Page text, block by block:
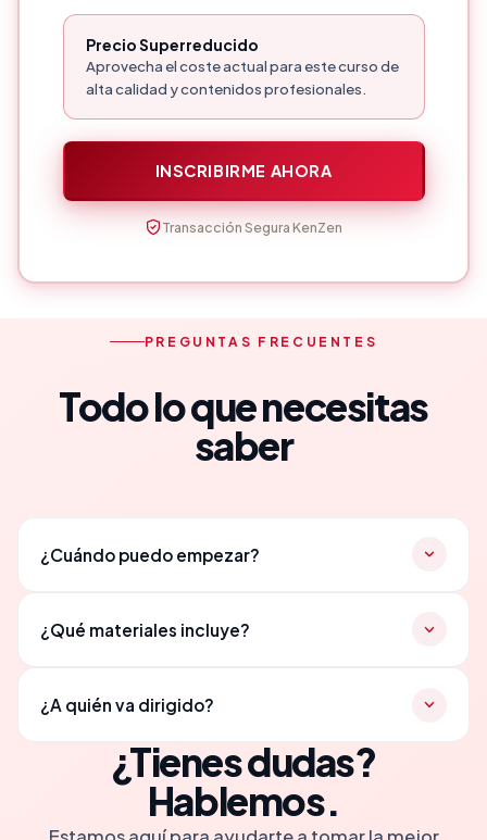
046 Técnica de aplicación en fibrosis
cicatrices y hematomas
047 Técnica de aplicación en cicatrices
049 Crosstaping
050 Contraindicaciones
051 Creditos bibliografias y publicaciones
Precio Superreducido
Aprovecha el coste actual para este curso de
alta calidad y contenidos profesionales.
INSCRIBIRME AHORA
Transacción Segura KenZen
PREGUNTAS FRECUENTES
Todo lo que necesitas
saber
¿Cuándo puedo empezar?
Al ser una formación online, puedes empezar en
¿Qué materiales incluye?
Acceso a 57 vídeos HD, modelos 3D y dossier
¿A quién va dirigido?
Principalmente a fisioterapeutas y profesionales
de la salud interesados en el kinesiotaping.
¿Tienes dudas?
Hablemos.